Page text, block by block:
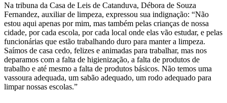
Na tribuna da Casa de Leis de Catanduva, Débora de Souza
Fernandez, auxiliar de limpeza, expressou sua indignação: “Não
estou aqui apenas por mim, mas também pelas crianças de nossa
cidade, por cada escola, por cada local onde elas vão estudar, e pelas
funcionárias que estão trabalhando duro para manter a limpeza.
Saímos de casa cedo, felizes e animadas para trabalhar, mas nos
deparamos com a falta de higienização, a falta de produtos de
trabalho e até mesmo a falta de produtos básicos. Não temos uma
vassoura adequada, um sabão adequado, um rodo adequado para
limpar nossas escolas.”